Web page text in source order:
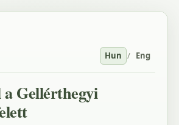
Hun / Eng
Gellérthegyi